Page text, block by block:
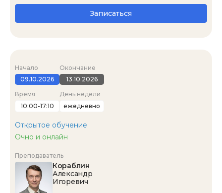
Записаться
Начало
09.10.2026
Окончание
13.10.2026
Время
10:00-17:10
День недели
ежедневно
Открытое обучение
Очно и онлайн
Преподаватель
Кораблин
Александр
Игоревич